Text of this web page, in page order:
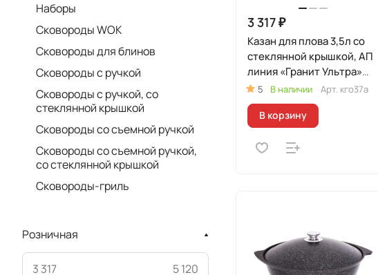
3 317 ₽
Казан для плова 3,5л со
стеклянной крышкой, АП
линия «Гранит Ультра»
(Оригинальный)
5 В наличии Арт. кго37а
В корзину
Наборы
Сковороды WOK
Сковороды для блинов
Сковороды с ручкой
Сковороды с ручкой, со
стеклянной крышкой
Сковороды со съемной ручкой
Сковороды со съемной ручкой,
со стеклянной крышкой
Сковороды-гриль
Розничная